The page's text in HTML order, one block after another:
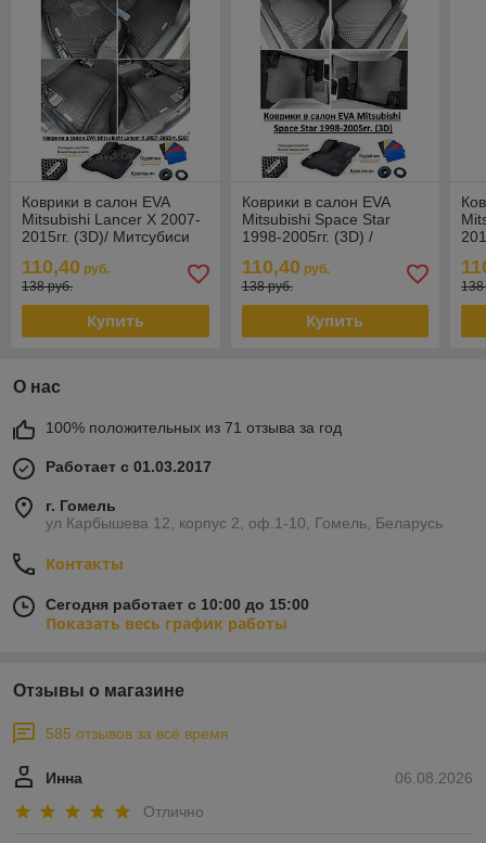
Коврики в салон EVA
Mitsubishi Lancer X 2007-
2015гг. (3D)/ Митсубиси
110,40 руб.
138 руб.
Купить
Коврики в салон EVA
Mitsubishi Space Star
1998-2005гг. (3D) /
110,40руб.
138 руб.
Купить
138
О нас
100% положительных из 71 отзыва за год
Работает с 01.03.2017
г. Гомель
ул Карбышева 12, корпус 2, оф.1-10, Гомель, Беларусь
Контакты
Сегодня работает с 10:00 до 15:00
Показать весь график работы
Отзывы о магазине
585 отзывов за всё время
06.08.2026
Инна
Отлично